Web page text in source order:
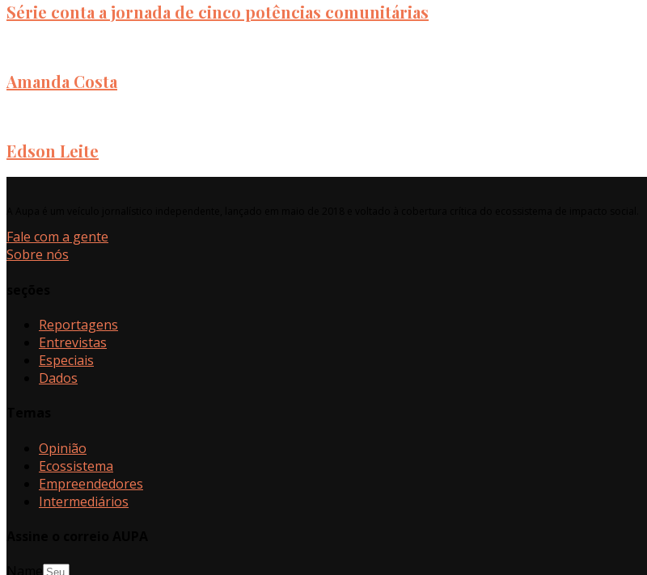
Série conta a jornada de cinco potências comunitárias
Amanda Costa
Edson Leite
Fale com a gente
Sobre nós
Reportagens
Entrevistas
Especiais
Dados
Opinião
Ecossistema
Empreendedores
Intermediários